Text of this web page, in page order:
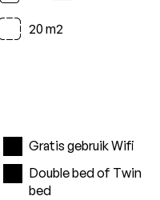
20 m2
Gratis gebruik Wifi
Double bed of Twin
bed